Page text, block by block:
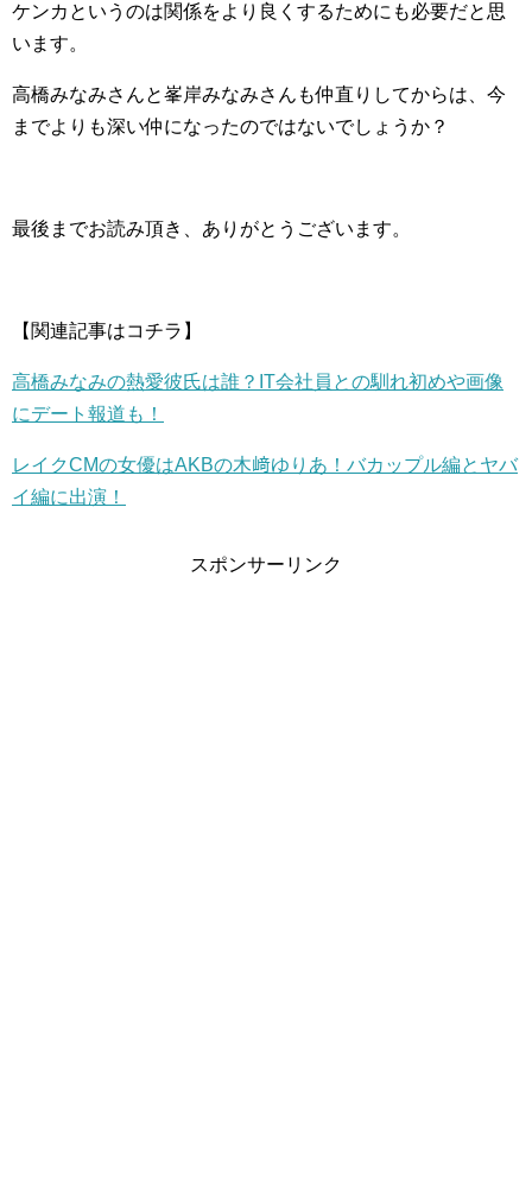
ケンカというのは関係をより良くするためにも必要だと思
います。
高橋みなみさんと峯岸みなみさんも仲直りしてからは、今
までよりも深い仲になったのではないでしょうか？
最後までお読み頂き、ありがとうございます。
【関連記事はコチラ】
高橋みなみの熱愛彼氏は誰？IT会社員との馴れ初めや画像
にデート報道も！
レイクCMの女優はAKBの木﨑ゆりあ！バカップル編とヤバ
イ編に出演！
スポンサーリンク